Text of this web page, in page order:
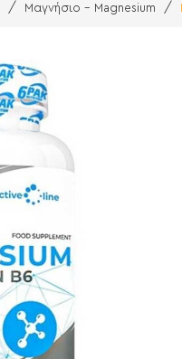
Μαγνήσιο - Magnesium